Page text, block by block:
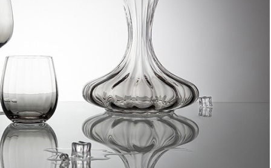
Набор креманок gemma agate, 255 мл, 2 шт. (74766)
Быстрый просмотр
3 500₽